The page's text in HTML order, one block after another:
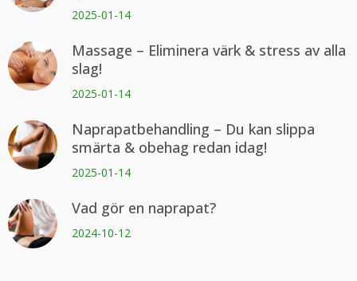
2025-01-14
Massage – Eliminera värk & stress av alla
slag!
2025-01-14
Naprapatbehandling – Du kan slippa
smärta & obehag redan idag!
2025-01-14
Vad gör en naprapat?
2024-10-12